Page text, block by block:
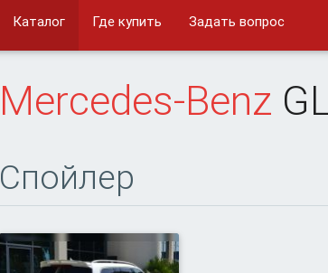
Каталог Где купить Задать вопрос
Mercedes-Benz
Спойлер